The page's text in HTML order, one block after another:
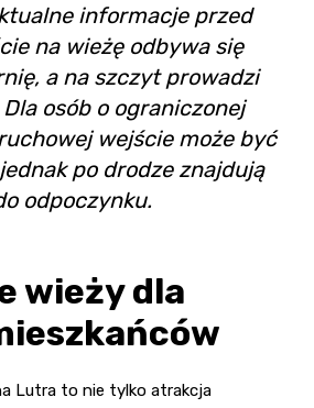
informacje przed
na wieżę odbywa się
a na szczyt prowadzi
osób o ograniczonej
wejście może być
po drodze znajdują
odpoczynku.
wieży dla
Lutra to nie tylko atrakcja